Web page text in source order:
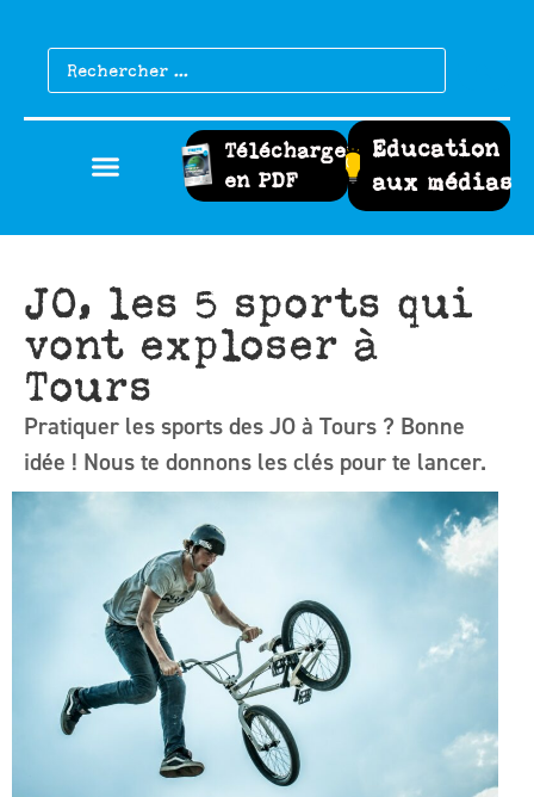
Télécharger
en PDF
Education
aux médias
JO, les 5 sports qui
vont exploser à
Tours
Pratiquer les sports des JO à Tours ? Bonne
idée ! Nous te donnons les clés pour te lancer.